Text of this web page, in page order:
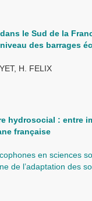
le Sud de la
des barrages
H. FELIX
hydrosocial : entre
française
en sciences
de l’adaptation des